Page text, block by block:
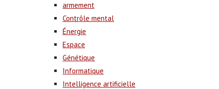
armement
Contrôle mental
Énergie
Espace
Génétique
Informatique
Intelligence artificielle